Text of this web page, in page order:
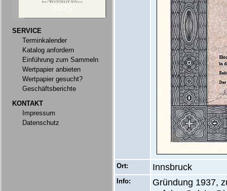
SERVICE
Terminkalender
Katalog anfordern
Einführung zum Sammeln
Wertpapier anbieten
Wertpapier gesucht?
Geschäftsberichte
KONTAKT
Impressum
Datenschutz
Ort: Innsbruck
Info:
Gründung 1937,